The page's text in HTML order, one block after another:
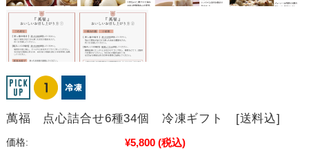
萬福 点心詰合せ6種34個 冷凍ギフト [送料込]
価格: ¥5,800 (税込)